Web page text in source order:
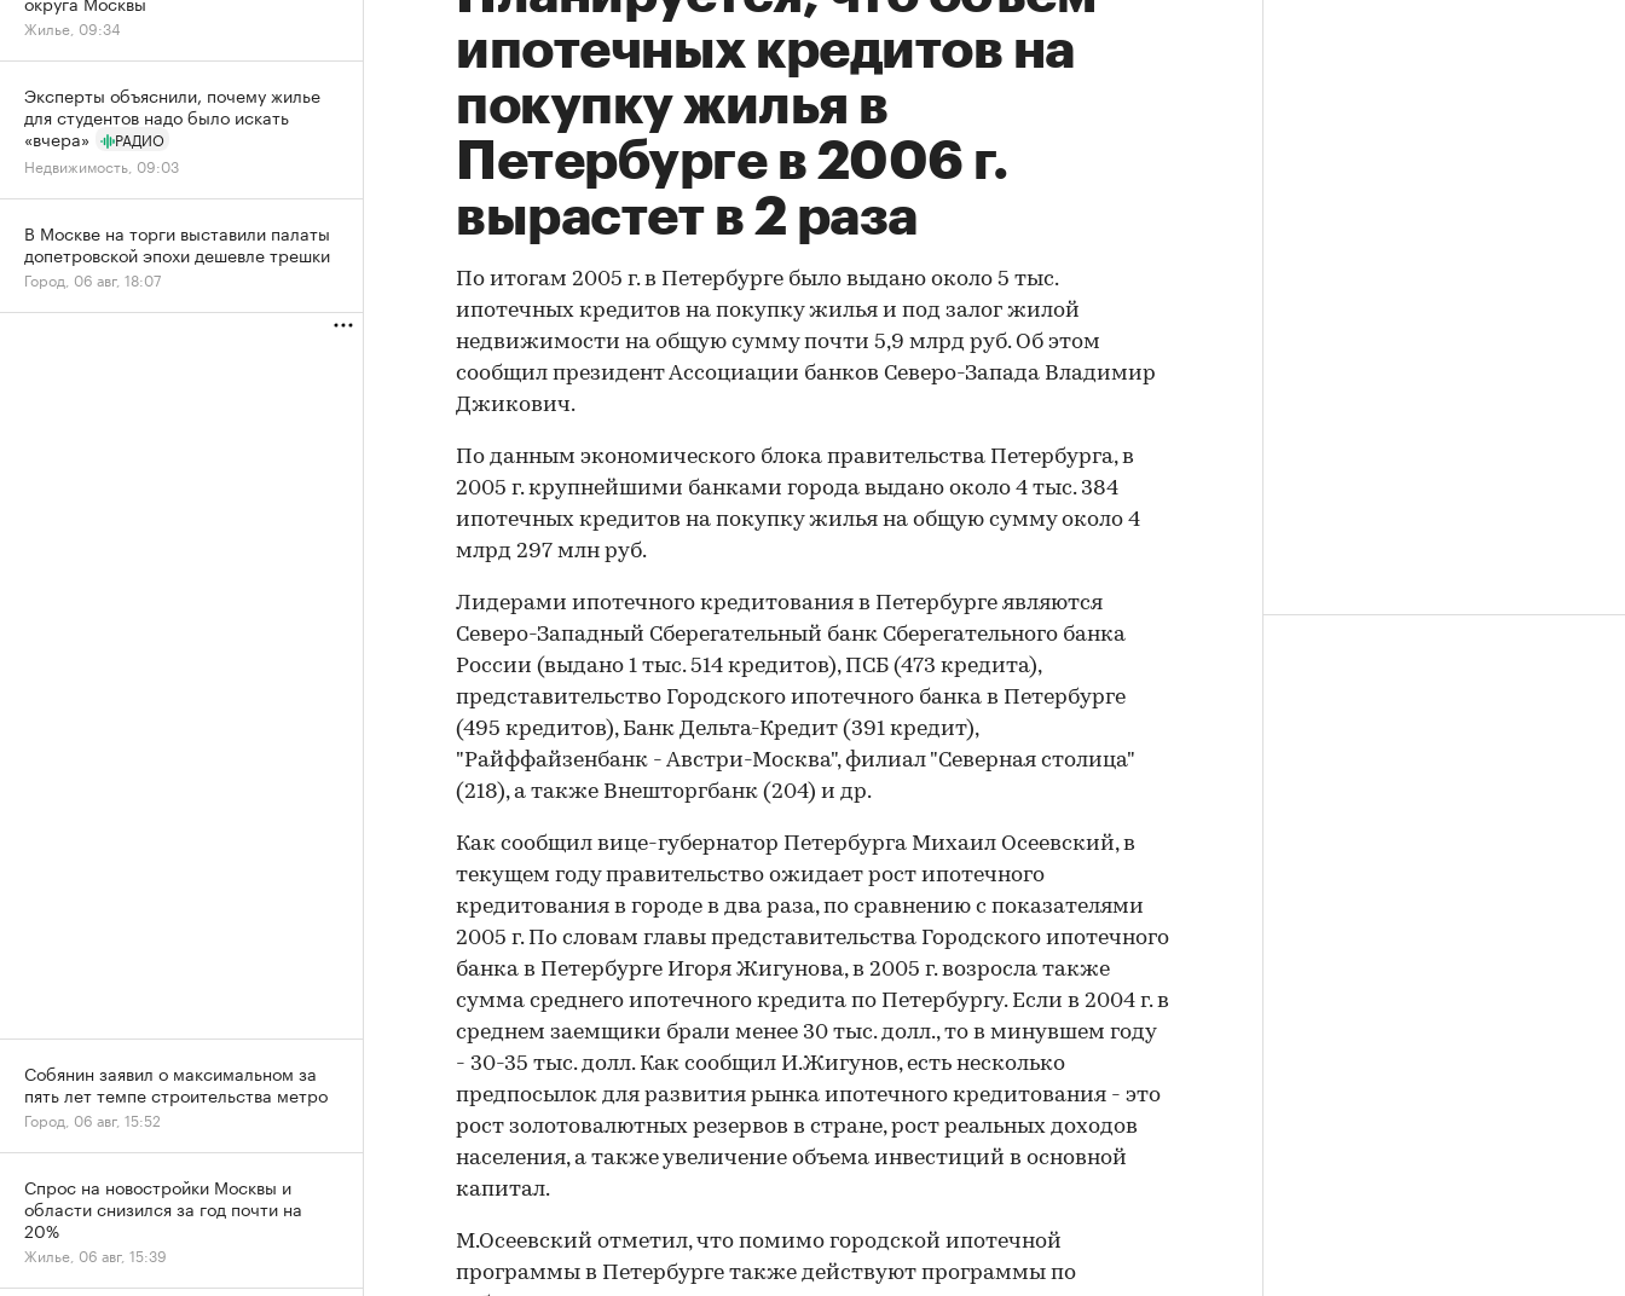
ипотечных кредитов на
покупку жилья в
Петербурге в 2006 г.
вырастет в 2 раза
По итогам 2005 г. в Петербурге было выдано около 5 тыс.
ипотечных кредитов на покупку жилья и под залог жилой
недвижимости на общую сумму почти 5,9 млрд руб. Об этом
сообщил президент Ассоциации банков Северо-Запада Владимир
Джикович.
По данным экономического блока правительства Петербурга, в
2005 г. крупнейшими банками города выдано около 4 тыс. 384
ипотечных кредитов на покупку жилья на общую сумму около 4
млрд 297 млн руб.
Лидерами ипотечного кредитования в Петербурге являются
Северо-Западный Сберегательный банк Сберегательного банка
России (выдано 1 тыс. 514 кредитов), ПСБ (473 кредита),
представительство Городского ипотечного банка в Петербурге
(495 кредитов), Банк Дельта-Кредит (391 кредит),
"Райффайзенбанк - Австри-Москва", филиал "Северная столица"
(218), а также Внешторгбанк (204) и др.
Как сообщил вице-губернатор Петербурга Михаил Осеевский, в
текущем году правительство ожидает рост ипотечного
кредитования в городе в два раза, по сравнению с показателями
2005 г. По словам главы представительства Городского ипотечного
банка в Петербурге Игоря Жигунова, в 2005 г. возросла также
сумма среднего ипотечного кредита по Петербургу. Если в 2004 г. в
среднем заемщики брали менее 30 тыс. долл., то в минувшем году
- 30-35 тыс. долл. Как сообщил И.Жигунов, есть несколько
предпосылок для развития рынка ипотечного кредитования - это
рост золотовалютных резервов в стране, рост реальных доходов
населения, а также увеличение объема инвестиций в основной
капитал.
М.Осеевский отметил, что помимо городской ипотечной
программы в Петербурге также действуют программы по
Жилье, 09:34
Эксперты объяснили, почему жилье
для студентов надо было искать
«вчера»
РАДИО
Недвижимость, 09:03
В Москве на торги выставили палаты
допетровской эпохи дешевле трешки
Город, 06 авг, 18:07
Собянин заявил о максимальном за
пять лет темпе строительства метро
Город, 06 авг, 15:52
Спрос на новостройки Москвы и
области снизился за год почти на
20%
Жилье, 06 авг, 15:39